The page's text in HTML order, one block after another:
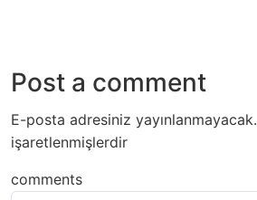
Post a comment
E-posta adresiniz yayınlanmayacak.
işaretlenmişlerdir
comments